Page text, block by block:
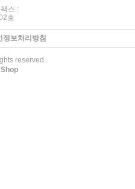
스 :
호
정보처리방침
reserved.
Shop